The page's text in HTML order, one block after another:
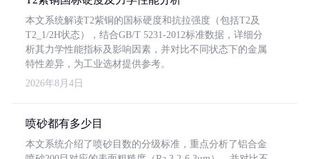
本文系统解读T2紫铜的国标硬度和抗拉强度（包括T2及
T2_1/2H状态），结合GB/T 5231-2012标准数据，详细分
析其力学性能指标及影响因素，并对比不同状态下的金属
特性差异，为工业选材提供参考。
2026年8月4日
喷砂都有多少目
本文系统介绍了喷砂目数的分级标准，重点分析了铝合金